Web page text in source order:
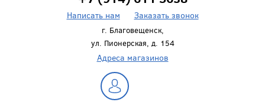
Написать нам Заказать звонок
г. Благовещенск,
ул. Пионерская, д. 154
Адреса магазинов